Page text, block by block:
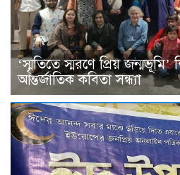
‘স্মৃতিতে স্মরণে প্রিয় জন্মভূমি’
আন্তর্জাতিক কবিতা সন্ধ্যা